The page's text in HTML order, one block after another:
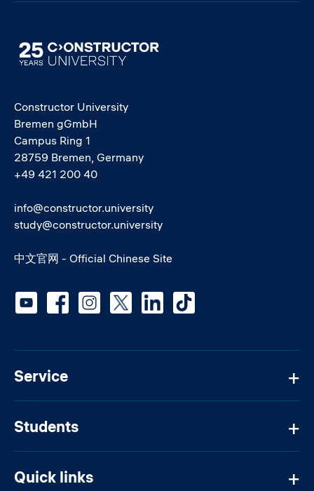
Image
Constructor University
Bremen gGmbH
Campus Ring 1
28759 Bremen, Germany
+49 421 200 40
info@constructor.university
study@constructor.university
中文官网 - Official Chinese Site
Service
Students
Quick links
Social media